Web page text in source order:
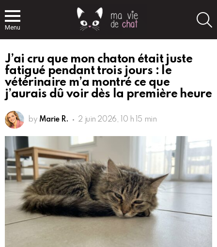
Menu
J’ai cru que mon chaton était juste
fatigué pendant trois jours : le
vétérinaire m’a montré ce que
j’aurais dû voir dès la première heure
by Marie R. 2 juin 2026, 10 h 15 min